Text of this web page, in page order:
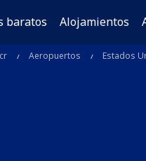
baratos Alojamientos
Aeropuertos Estados